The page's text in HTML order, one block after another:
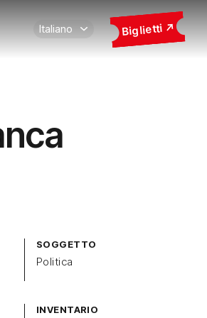
Biglietti
SOGGETTO
Politica
INVENTARIO